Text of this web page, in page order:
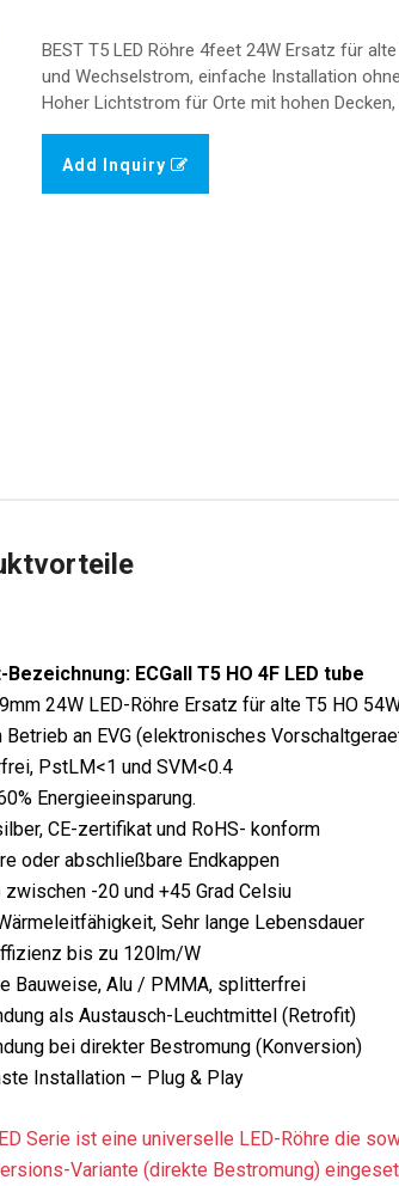
BEST T5 LED Röhre 4feet 24W Ersatz für
und Wechselstrom, einfache Installation
Hoher Lichtstrom für Orte mit hohen
Add Inquiry
ECGall T5 HO 4F LED tube
24W LED-Röhre Ersatz für alte T5 HO
Betrieb an EVG (elektronisches
PstLM<1 und SVM<0.4
Energieeinsparung.
CE-zertifikat und RoHS- konform
oder abschließbare Endkappen
zwischen -20 und +45 Grad Celsiu
Sehr lange Lebensdauer
bis zu 120lm/W
Bauweise, Alu / PMMA, splitterfrei
als Austausch-Leuchtmittel (Retrofit)
bei direkter Bestromung (Konversion)
Installation – Plug & Play
Serie ist eine universelle LED-Röhre die
Variante (direkte Bestromung)